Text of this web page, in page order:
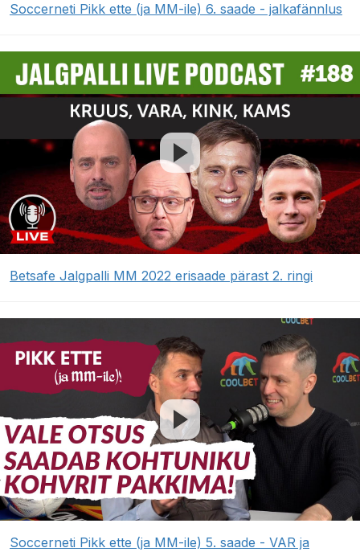
Soccerneti Pikk ette (ja MM-ile) 6. saade - jalkafännlus
Betsafe Jalgpalli MM 2022 erisaade pärast 2. ringi
Soccerneti Pikk ette (ja MM-ile) 5. saade - VAR ja